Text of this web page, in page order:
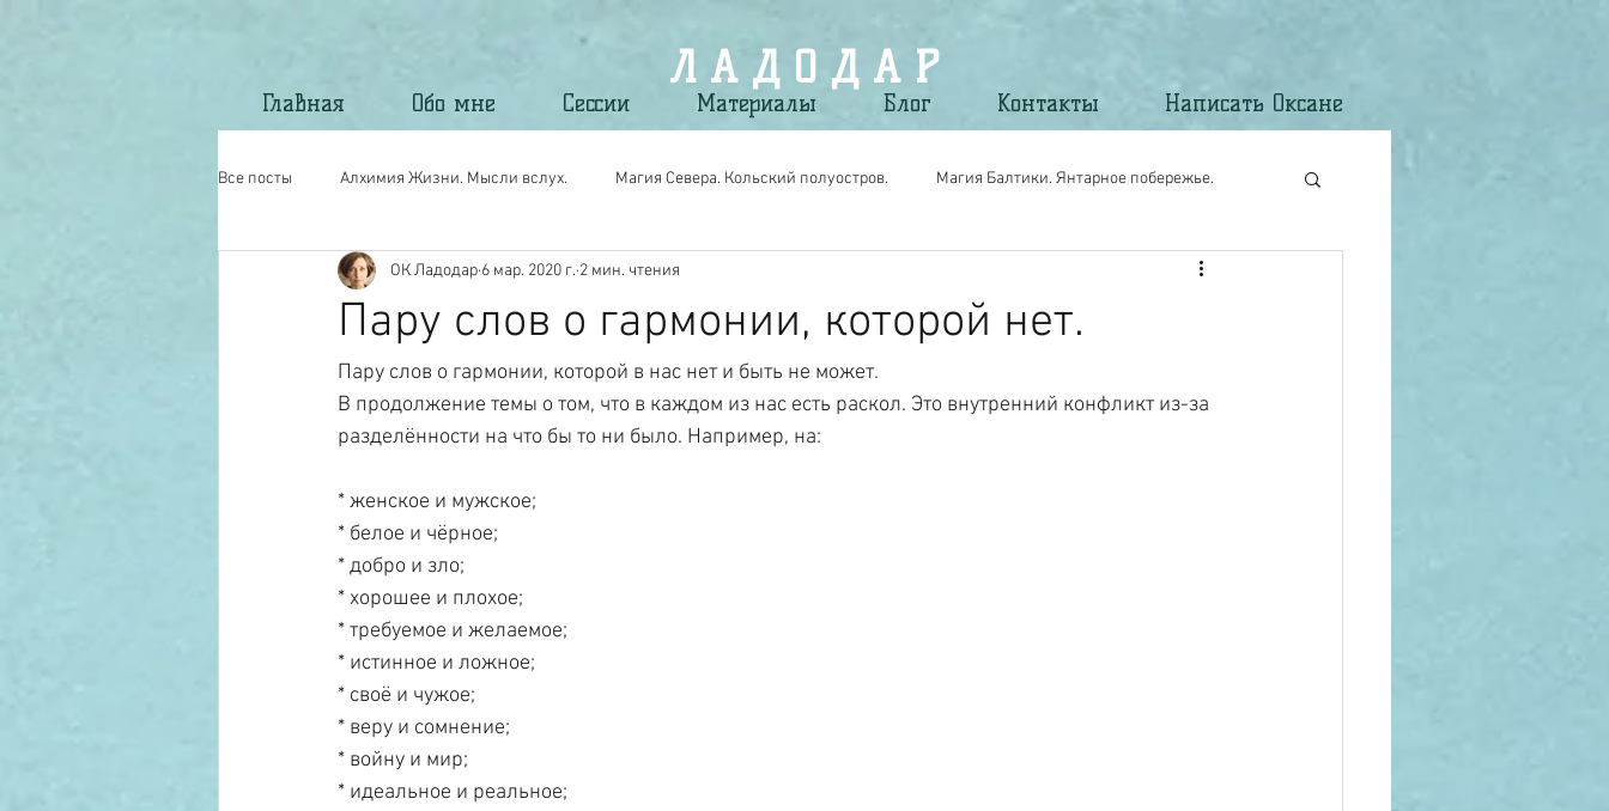
Главная Обо мне Сессии Материалы Блог Контакты Написать Оксане
Л А Д О Д А Р
Все посты Алхимия Жизни. Мысли вслух. Магия Севера. Кольский полуостров. Магия Балтики. Янтарное побережье.
Моё стихотворчество. North Magic. Вещи Силы для своих.
Пару слов о гармонии, которой нет.
ОК Ладодар 6 мар. 2020 г. 2 мин. чтения
Пару слов о гармонии, которой в нас нет и быть не может.
В продолжение темы о том, что в каждом из нас есть раскол. Это внутренний конфликт из-за
разделённости на что бы то ни было. Например, на:
* женское и мужское;
* белое и чёрное;
* добро и зло;
* хорошее и плохое;
* требуемое и желаемое;
* истинное и ложное;
* своё и чужое;
* веру и сомнение;
* войну и мир;
* идеальное и реальное;